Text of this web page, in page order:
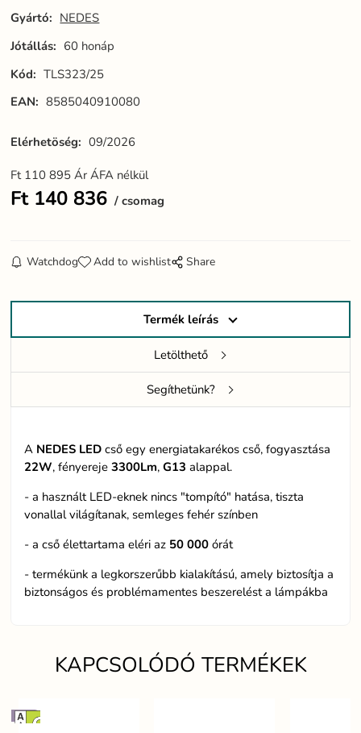
Gyártó: NEDES
Jótállás: 60 honáp
Kód: TLS323/25
EAN: 8585040910080
Elérhetöség: 09/2026
Ft 110 895 Ár ÁFA nélkül
Ft 140 836 csomag
Watchdog Add to wishlist Share
Termék leírás
Letölthető
Segíthetünk?
A NEDES LED cső egy energiatakarékos cső, fogyasztása
22W, fényereje3300Lm,G13 alappal.
- a használt LED-eknek nincs "tompító" hatása, tiszta
vonallal világítanak, semleges fehér színben
- a cső élettartama eléri az 50 000 órát
- termékünk a legkorszerűbb kialakítású, amely biztosítja a
biztonságos és problémamentes beszerelést a lámpákba
KAPCSOLÓDÓ TERMÉKEK
PF>09